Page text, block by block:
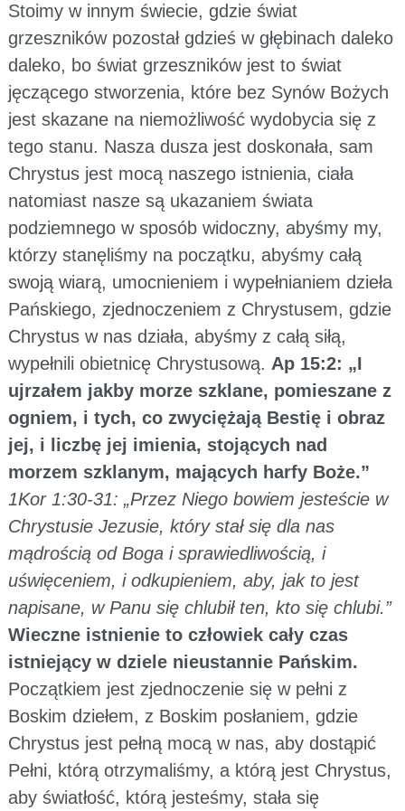
Stoimy w innym świecie, gdzie świat
grzeszników pozostał gdzieś w głębinach daleko
daleko, bo świat grzeszników jest to świat
jęczącego stworzenia, które bez Synów Bożych
jest skazane na niemożliwość wydobycia się z
tego stanu. Nasza dusza jest doskonała, sam
Chrystus jest mocą naszego istnienia, ciała
natomiast nasze są ukazaniem świata
podziemnego w sposób widoczny, abyśmy my,
którzy stanęliśmy na początku, abyśmy całą
swoją wiarą, umocnieniem i wypełnianiem dzieła
Pańskiego, zjednoczeniem z Chrystusem, gdzie
Chrystus w nas działa, abyśmy z całą siłą,
wypełnili obietnicę Chrystusową. Ap 15:2: „I
ujrzałem jakby morze szklane, pomieszane z
ogniem, i tych, co zwyciężają Bestię i obraz
jej, i liczbę jej imienia, stojących nad
morzem szklanym, mających harfy Boże.”
1Kor 1:30-31: „Przez Niego bowiem jesteście w
Chrystusie Jezusie, który stał się dla nas
mądrością od Boga i sprawiedliwością, i
uświęceniem, i odkupieniem, aby, jak to jest
napisane, w Panu się chlubił ten, kto się chlubi.”
Wieczne istnienie to człowiek cały czas
istniejący w dziele nieustannie Pańskim.
Początkiem jest zjednoczenie się w pełni z
Boskim dziełem, z Boskim posłaniem, gdzie
Chrystus jest pełną mocą w nas, aby dostąpić
Pełni, którą otrzymaliśmy, a którą jest Chrystus,
aby światłość, którą jesteśmy, stała się